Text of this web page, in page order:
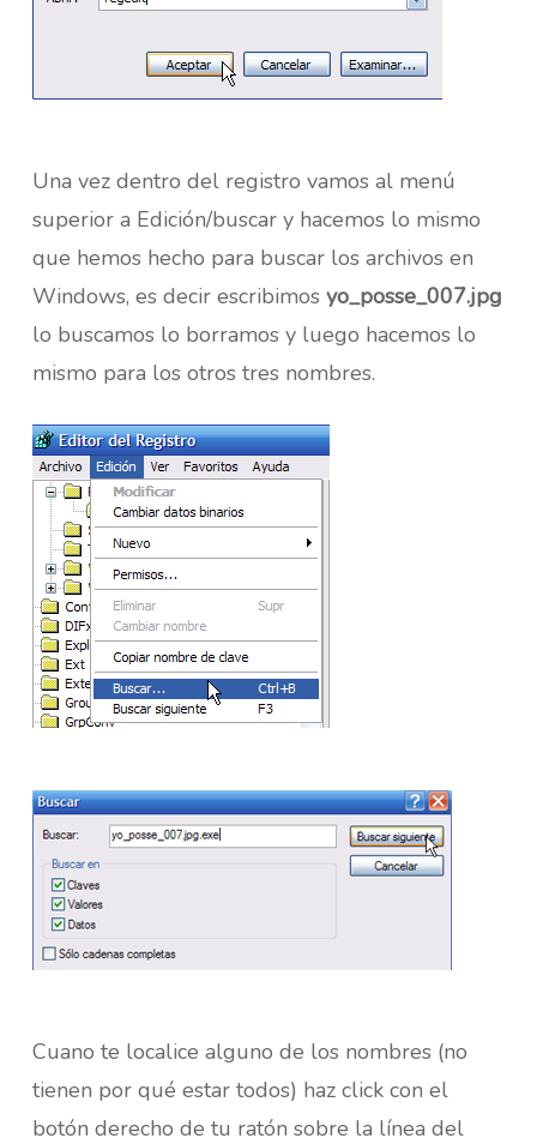
Una vez dentro del registro vamos al menú
superior a Edición/buscar y hacemos lo mismo
que hemos hecho para buscar los archivos en
Windows, es decir escribimos yo_posse_007.jpg
lo buscamos lo borramos y luego hacemos lo
mismo para los otros tres nombres.
Cuano te localice alguno de los nombres (no
tienen por qué estar todos) haz click con el
botón derecho de tu ratón sobre la línea del